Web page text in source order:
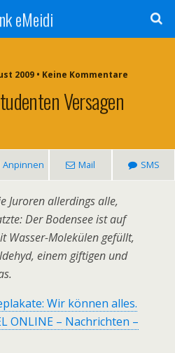
eMeidi
2009 • Keine Kommentare
Versagen
Anpinnen Mail SMS
Juroren allerdings alle,
Der Bodensee ist auf
Wasser-Molekülen gefüllt,
einem giftigen und
Wir können alles.
ONLINE – Nachrichten –